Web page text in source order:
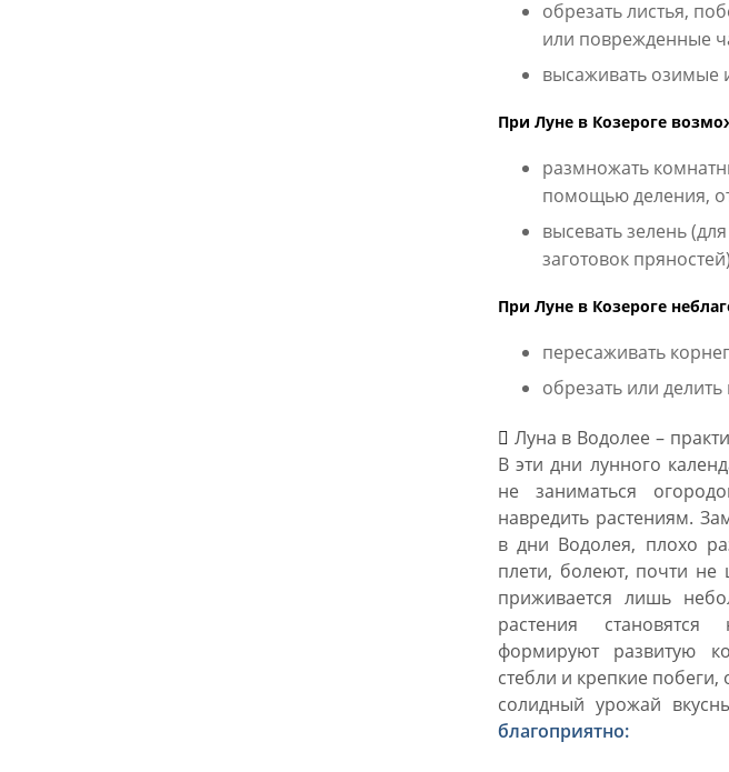
обрезать листья,
или поврежденные
высаживать озимые
При Луне в Козероге
размножать
помощью деления,
высевать зелень
заготовок
При Луне в Козероге
пересаживать
обрезать или
Луна в Водолее –
В эти дни лунного
не заниматься
навредить растениям.
в дни Водолея, плохо
плети, болеют, почти не
приживается лишь
растения
формируют развитую
стебли и крепкие побеги,
солидный урожай
благоприятно: